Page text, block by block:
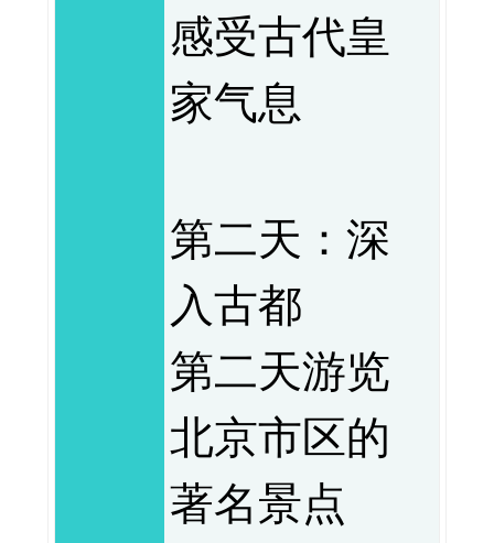
感受古代皇
家气息
第二天：深
入古都
第二天游览
北京市区的
著名景点